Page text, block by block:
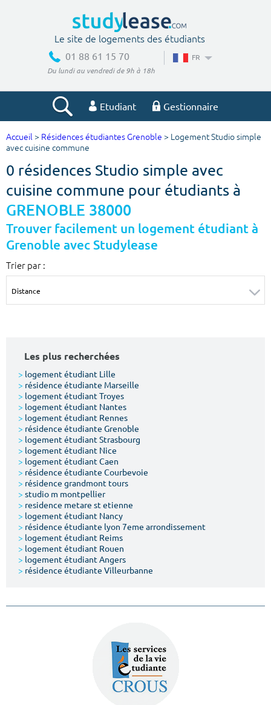
Le site de logements des étudiants
01 88 61 15 70
Du lundi au vendredi de 9h à 18h
FR
Etudiant Gestionnaire
Votre recherche
Ville, école
Budget min
€
Budget max
m² m²
Votre date d'entrée
Chercher
Accueil > Résidences étudiantes Grenoble > Logement Studio simple
avec cuisine commune
0 résidences Studio simple avec
cuisine commune pour étudiants à
GRENOBLE 38000
Trouver facilement un logement étudiant à
Grenoble avec Studylease
Trier par :
Les plus recherchées
> logement étudiant Lille
> résidence étudiante Marseille
> logement étudiant Troyes
> logement étudiant Nantes
> logement étudiant Rennes
> résidence étudiante Grenoble
> logement étudiant Strasbourg
> logement étudiant Nice
> logement étudiant Caen
> résidence étudiante Courbevoie
> résidence grandmont tours
> studio m montpellier
> residence metare st etienne
> logement étudiant Nancy
> résidence étudiante lyon 7eme arrondissement
> logement étudiant Reims
> logement étudiant Rouen
> logement étudiant Angers
> résidence étudiante Villeurbanne